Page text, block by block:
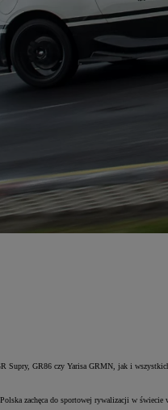
Supry, GR86 czy Yarisa GRMN, jak i
zachęca do sportowej rywalizacji w